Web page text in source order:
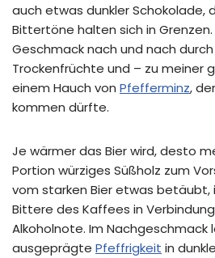
auch etwas dunkler Schokolade,
Bittertöne halten sich in
Geschmack nach und nach
Trockenfrüchte und – zu meiner
einem Hauch von Pfefferminz,
kommen dürfte.
Je wärmer das Bier wird, desto
Portion würziges Süßholz zum
vom starken Bier etwas betäubt,
Bittere des Kaffees in
Alkoholnote. Im Nachgeschmack
ausgeprägte Pfeffrigkeit in